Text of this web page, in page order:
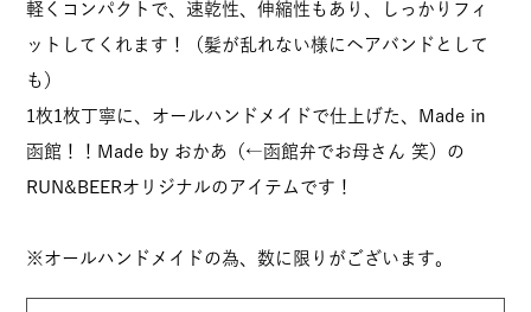
軽くコンパクトで、速乾性、伸縮性もあり、しっかりフィ
ットしてくれます！（髪が乱れない様にヘアバンドとして
も）
1枚1枚丁寧に、オールハンドメイドで仕上げた、Made in
函館！！Made by おかあ（←函館弁でお母さん 笑）の
RUN&BEERオリジナルのアイテムです！
※オールハンドメイドの為、数に限りがございます。